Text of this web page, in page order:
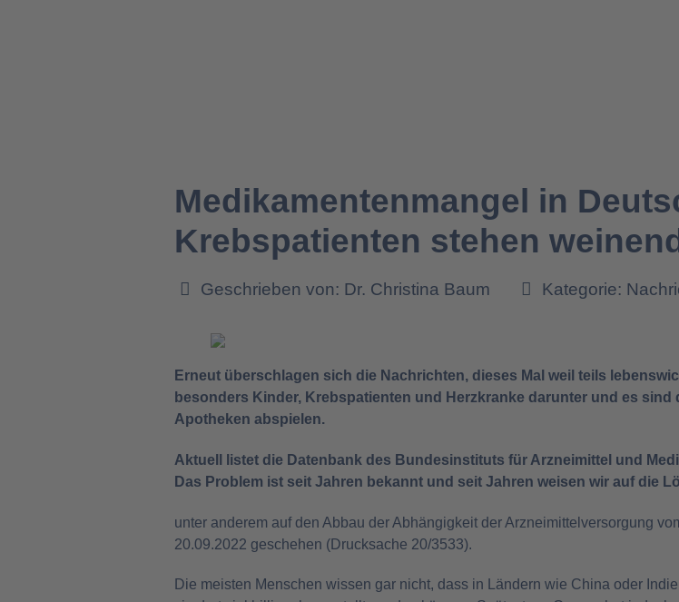
Medikamentenmangel in
Krebspatienten stehen
Geschrieben von: Dr. Christina Baum Kategorie:
Erneut überschlagen sich die Nachrichten, dieses Mal weil teils
besonders Kinder, Krebspatienten und Herzkranke darunter und es sind
Apotheken abspielen.
Aktuell listet die Datenbank des Bundesinstituts für Arzneimittel und
Das Problem ist seit Jahren bekannt und seit Jahren weisen wir auf die
unter anderem auf den Abbau der Abhängigkeit der Arzneimittelversorgung
20.09.2022 geschehen (Drucksache 20/3533).
Die meisten Menschen wissen gar nicht, dass in Ländern wie China oder